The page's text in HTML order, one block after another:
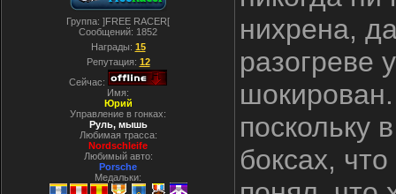
Группа: ]FREE RACER[
Сообщений: 1852
Награды: 15
Репутация: 12
Сейчас:
Имя:
Юрий
Управление в гонках:
Руль, мышь
Любимая трасса:
Nordschleife
Любимый авто:
Porsche
Медальки:
нихрена,
разогреве
поскольку
боксах,